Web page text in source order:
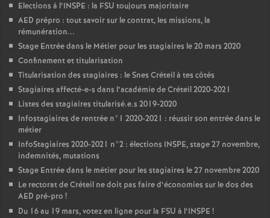
Elections à l’INSPE : la FSU toujours majoritaire
AED prépro : tout savoir sur le contrat, les missions, la
rémunération...
Stage Entrée dans le Métier pour les stagiaires le 20 mars 2020
Confinement et titularisation
Titularisation des stagiaires : le Snes Créteil à tes côtés
Stagiaires affecté-e-s dans l’académie de Créteil 2020-2021
Listes des stagiaires titularisé.e.s 2019-2020
Infostagiaires de rentrée n°1 2020-2021 : réussir son entrée dans le
métier
InfoStagiaires 2020-2021 n°2 : élections INSPE, stage 27 novembre,
indemnités, mutations
Stage Entrée dans le métier pour les stagiaires le 27 novembre 2020
Le rectorat de Créteil ne doit pas faire d’économies sur le dos des
AED pré-pro !
Du 16 au 19 mars, votez en ligne pour la FSU à l’INSPE !